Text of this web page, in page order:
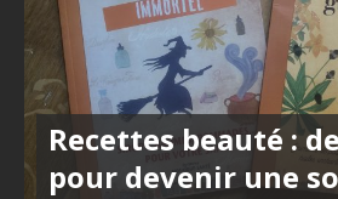
Recettes beauté :
pour devenir une